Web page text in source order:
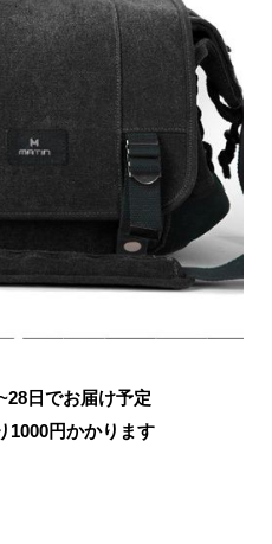
日でお届け予定
1000円かかります